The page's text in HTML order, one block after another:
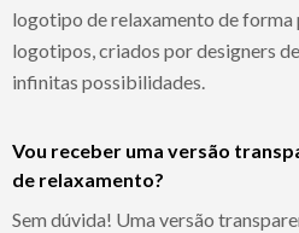
logotipo de relaxamento de forma
logotipos, criados por designers
infinitas possibilidades.
Vou receber uma versão
de relaxamento?
Sem dúvida! Uma versão